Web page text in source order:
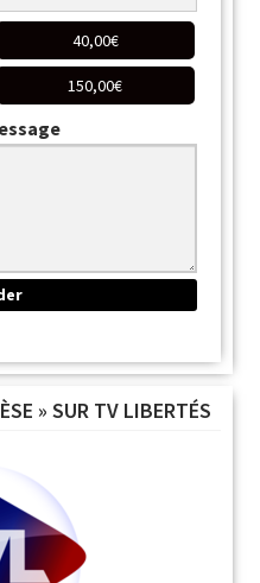
40,00€
150,00€
» SUR TV LIBERTÉS